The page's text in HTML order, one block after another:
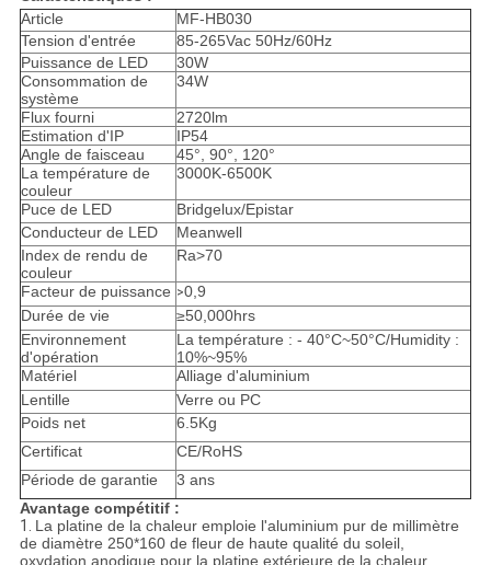
Article
MF-HB030
Tension d'entrée
85-265Vac 50Hz/60Hz
Puissance de LED
30W
Consommation de
système
34W
Flux fourni
2720lm
Estimation d'IP
IP54
Angle de faisceau
45°, 90°, 120°
La température de
couleur
3000K-6500K
Puce de LED
Bridgelux/Epistar
Conducteur de LED
Meanwell
Index de rendu de
couleur
Ra>70
Facteur de puissance >0,9
Durée de vie
≥50,000hrs
Environnement
d'opération
La température : - 40°C~50°C/Humidity :
10%~95%
Matériel
Alliage d'aluminium
Lentille
Verre ou PC
Poids net
6.5Kg
Certificat
CE/RoHS
Période de garantie
3 ans
Avantage compétitif :
1. La platine de la chaleur emploie l'aluminium pur de millimètre
de diamètre 250*160 de fleur de haute qualité du soleil,
oxydation anodique pour la platine extérieure de la chaleur